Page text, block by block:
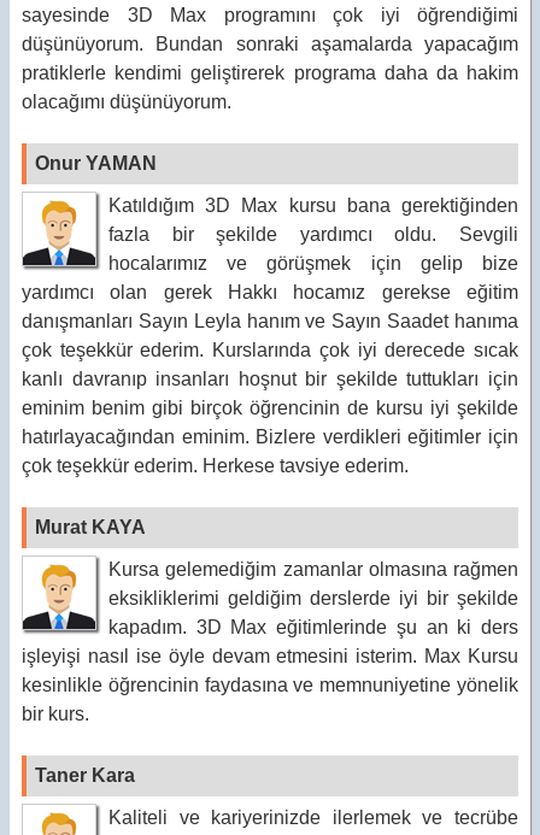
sayesinde 3D Max programını çok iyi öğrendiğimi
düşünüyorum. Bundan sonraki aşamalarda yapacağım
pratiklerle kendimi geliştirerek programa daha da hakim
olacağımı düşünüyorum.
Onur YAMAN
Katıldığım 3D Max kursu bana gerektiğinden
fazla bir şekilde yardımcı oldu. Sevgili
hocalarımız ve görüşmek için gelip bize
yardımcı olan gerek Hakkı hocamız gerekse eğitim
danışmanları Sayın Leyla hanım ve Sayın Saadet hanıma
çok teşekkür ederim. Kurslarında çok iyi derecede sıcak
kanlı davranıp insanları hoşnut bir şekilde tuttukları için
eminim benim gibi birçok öğrencinin de kursu iyi şekilde
hatırlayacağından eminim. Bizlere verdikleri eğitimler için
çok teşekkür ederim. Herkese tavsiye ederim.
Murat KAYA
Kursa gelemediğim zamanlar olmasına rağmen
eksikliklerimi geldiğim derslerde iyi bir şekilde
kapadım. 3D Max eğitimlerinde şu an ki ders
işleyişi nasıl ise öyle devam etmesini isterim. Max Kursu
kesinlikle öğrencinin faydasına ve memnuniyetine yönelik
bir kurs.
Taner Kara
Kaliteli ve kariyerinizde ilerlemek ve tecrübe